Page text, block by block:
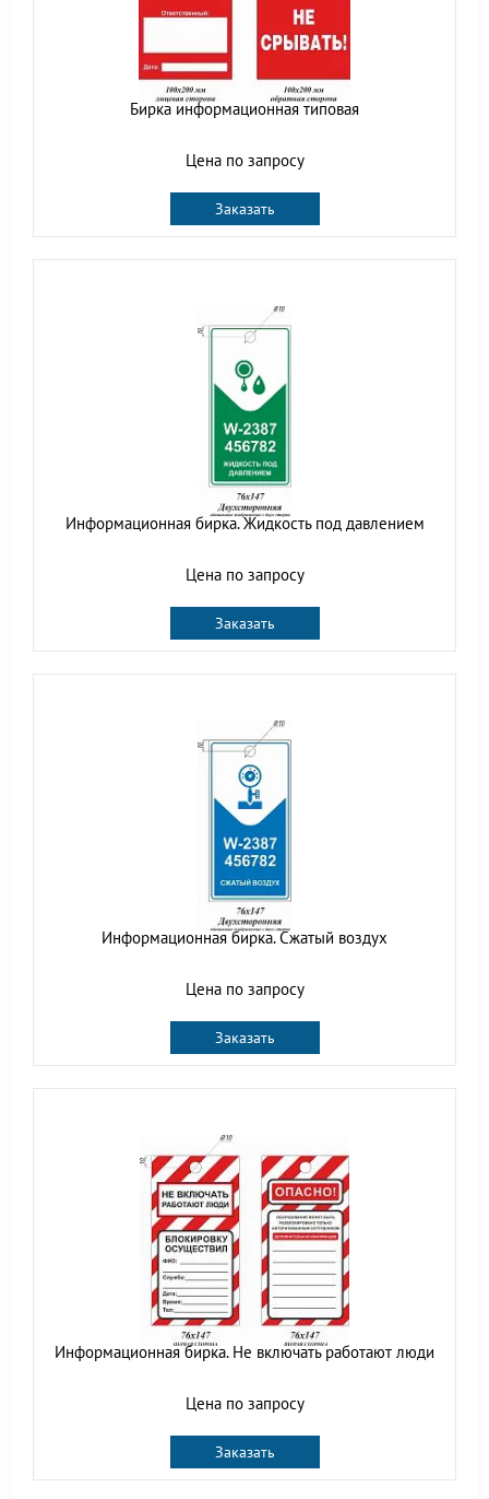
Бирка информационная типовая
Цена по запросу
Заказать
Информационная бирка. Жидкость под давлением
Цена по запросу
Заказать
Информационная бирка. Сжатый воздух
Цена по запросу
Заказать
Информационная бирка. Не включать работают люди
Цена по запросу
Заказать